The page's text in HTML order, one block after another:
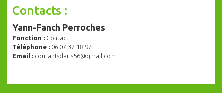
Contacts :
Yann-Fanch Perroches
Fonction : Contact
Téléphone : 06 07 37 18 97
Email : courantsdairs56@gmail.com